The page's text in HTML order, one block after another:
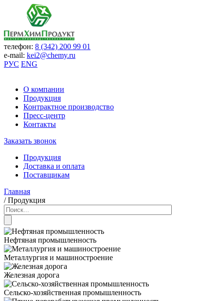
телефон: 8 (342) 200 99 01
e-mail: kei2@chemy.ru
РУС ENG
О компании
Продукция
Контрактное производство
Пресс-центр
Контакты
Заказать звонок
Продукция
Доставка и оплата
Поставщикам
Главная
/ Продукция
Нефтяная промышленность
Металлургия и машиностроение
Железная дорога
Сельско-хозяйственная промышленность